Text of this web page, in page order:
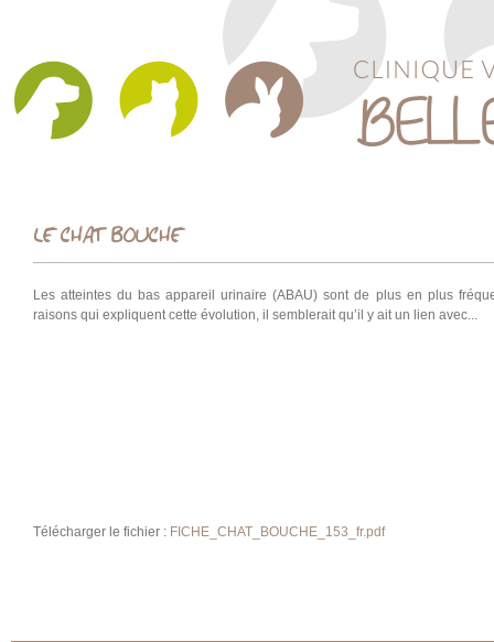
LE CHAT BOUCHE
Les atteintes du bas appareil urinaire (ABAU) sont de plus en plus
raisons qui expliquent cette évolution, il semblerait qu’il y ait un lien avec...
Télécharger le fichier : FICHE_CHAT_BOUCHE_153_fr.pdf